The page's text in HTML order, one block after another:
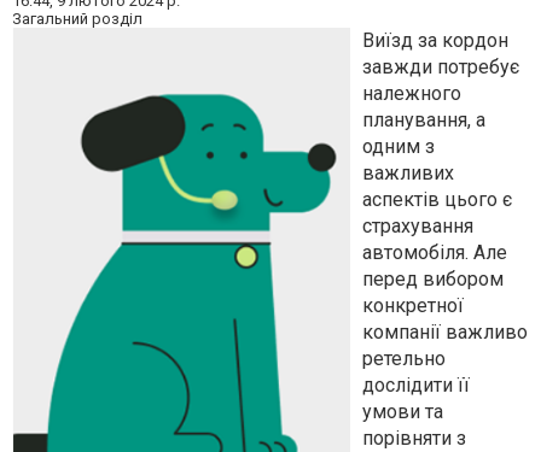
Загальний розділ
Виїзд за кордон
завжди потребує
належного
планування, а
одним з
важливих
аспектів цього є
страхування
автомобіля. Але
перед вибором
конкретної
компанії важливо
ретельно
дослідитиїї
умови та
порівняти з